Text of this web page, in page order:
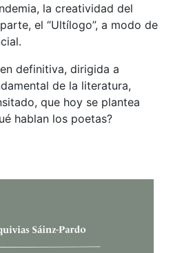
la creatividad del
el “Ultílogo”, a modo de
definitiva, dirigida a
de la literatura,
que hoy se plantea
hablan los poetas?